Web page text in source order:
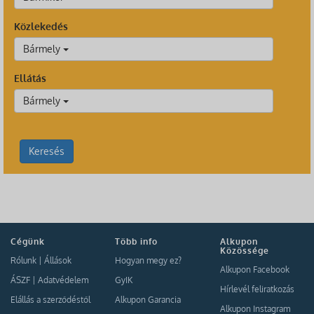
Közlekedés
Bármely
Ellátás
Bármely
Keresés
Cégünk
Rólunk
Állások
ÁSZF
Adatvédelem
Elállás a szerződéstől
Több info
Hogyan megy ez?
GyIK
Alkupon Garancia
Alkupon
Közössége
Alkupon Facebook
Hírlevél feliratkozás
Alkupon Instagram